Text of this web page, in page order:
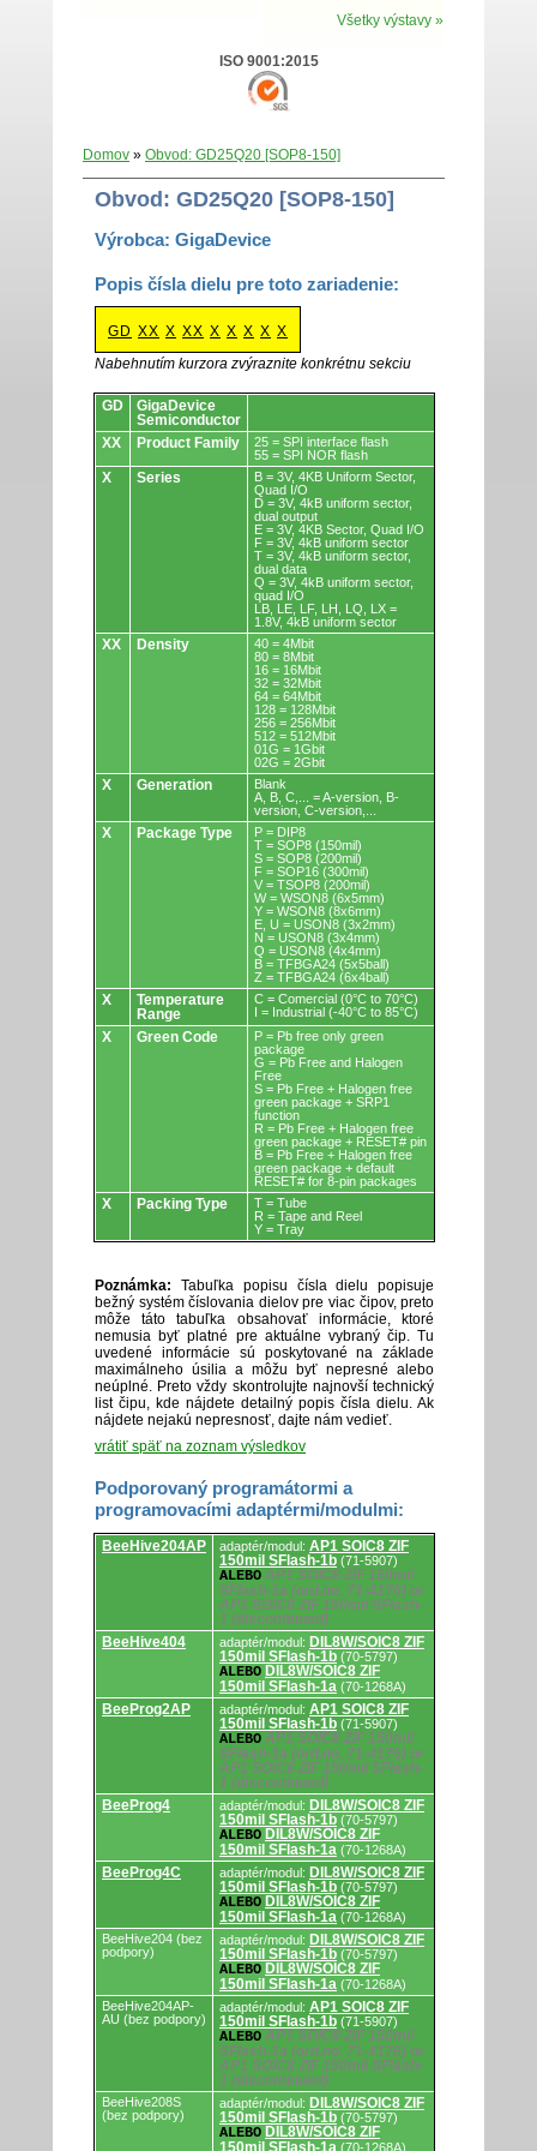
Všetky výstavy »
ISO 9001:2015
Domov » Obvod: GD25Q20 [SOP8-150]
Obvod: GD25Q20 [SOP8-150]
Výrobca: GigaDevice
Popis čísla dielu pre toto zariadenie:
GD XX X XX X X X X X
Nabehnutím kurzora zvýraznite konkrétnu sekciu
Obvody.
GD
GigaDevice
Semiconductor
XX
Product Family
25 = SPI interface flash
55 = SPI NOR flash
X Series
B = 3V, 4KB Uniform Sector,
Quad I/O
D = 3V, 4kB uniform sector,
dual output
E = 3V, 4KB Sector, Quad I/O
F = 3V, 4kB uniform sector
T = 3V, 4kB uniform sector,
dual data
Q = 3V, 4kB uniform sector,
quad I/O
LB, LE, LF, LH, LQ, LX =
1.8V, 4kB uniform sector
XX Density
40 = 4Mbit
80 = 8Mbit
16 = 16Mbit
32 = 32Mbit
64 = 64Mbit
128 = 128Mbit
256 = 256Mbit
512 = 512Mbit
01G = 1Gbit
02G = 2Gbit
X Generation
Blank
A, B, C,... = A-version, B-
version, C-version,...
X Package Type
P = DIP8
T = SOP8 (150mil)
S = SOP8 (200mil)
F = SOP16 (300mil)
V = TSOP8 (200mil)
W = WSON8 (6x5mm)
Y = WSON8 (8x6mm)
E, U = USON8 (3x2mm)
N = USON8 (3x4mm)
Q = USON8 (4x4mm)
B = TFBGA24 (5x5ball)
Z = TFBGA24 (6x4ball)
X
Temperature
Range
C = Comercial (0°C to 70°C)
I = Industrial (-40°C to 85°C)
X Green Code
P = Pb free only green
package
G = Pb Free and Halogen
Free
S = Pb Free + Halogen free
green package + SRP1
function
R = Pb Free + Halogen free
green package + RESET# pin
B = Pb Free + Halogen free
green package + default
RESET# for 8-pin packages
X Packing Type
T = Tube
R = Tape and Reel
Y = Tray
Poznámka: Tabuľka popisu čísla dielu popisuje
bežný systém číslovania dielov pre viac čipov, preto
môže táto tabuľka obsahovať informácie, ktoré
nemusia byť platné pre aktuálne vybraný čip. Tu
uvedené informácie sú poskytované na základe
maximálneho úsilia a môžu byť nepresné alebo
neúplné. Preto vždy skontrolujte najnovší technický
list čipu, kde nájdete detailný popis čísla dielu. Ak
nájdete nejakú nepresnosť, dajte nám vedieť.
vrátiť späť na zoznam výsledkov
Podporovaný programátormi a
programovacími adaptérmi/modulmi:
Podporovaný
programátormi
adaptérmi/modulmi.
BeeHive204AP adaptér/modul: AP1 SOIC8 ZIF
150mil SFlash-1b (71-5907)
ALEBO AP1 SOIC8 ZIF 150mil
SFlash-1a (ord.no. 71-4176) or
AP1 SOIC8 ZIF 150mil SFlash-
1 (discontinued)
BeeHive404
adaptér/modul: DIL8W/SOIC8 ZIF
150mil SFlash-1b (70-5797)
ALEBO DIL8W/SOIC8 ZIF
150mil SFlash-1a (70-1268A)
BeeProg2AP adaptér/modul: AP1 SOIC8 ZIF
150mil SFlash-1b (71-5907)
ALEBO AP1 SOIC8 ZIF 150mil
SFlash-1a (ord.no. 71-4176) or
AP1 SOIC8 ZIF 150mil SFlash-
1 (discontinued)
BeeProg4
adaptér/modul: DIL8W/SOIC8 ZIF
150mil SFlash-1b (70-5797)
ALEBO DIL8W/SOIC8 ZIF
150mil SFlash-1a (70-1268A)
BeeProg4C adaptér/modul: DIL8W/SOIC8 ZIF
150mil SFlash-1b (70-5797)
ALEBO DIL8W/SOIC8 ZIF
150mil SFlash-1a (70-1268A)
BeeHive204 (bez
podpory)
adaptér/modul: DIL8W/SOIC8 ZIF
150mil SFlash-1b (70-5797)
ALEBO DIL8W/SOIC8 ZIF
150mil SFlash-1a (70-1268A)
BeeHive204AP-
AU (bez podpory)
adaptér/modul: AP1 SOIC8 ZIF
150mil SFlash-1b (71-5907)
ALEBO AP1 SOIC8 ZIF 150mil
SFlash-1a (ord.no. 71-4176) or
AP1 SOIC8 ZIF 150mil SFlash-
1 (discontinued)
BeeHive208S
(bez podpory)
adaptér/modul: DIL8W/SOIC8 ZIF
150mil SFlash-1b (70-5797)
ALEBO DIL8W/SOIC8 ZIF
150mil SFlash-1a (70-1268A)